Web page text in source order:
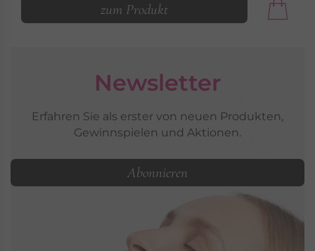
zum Produkt
Newsletter
Erfahren Sie als erster von neuen Produkten,
Gewinnspielen und Aktionen.
Abonnieren